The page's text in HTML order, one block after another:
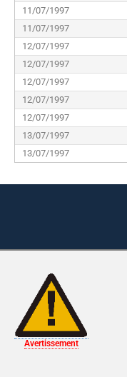
11/07/1997
11/07/1997
12/07/1997
12/07/1997
12/07/1997
12/07/1997
12/07/1997
13/07/1997
13/07/1997
Avertissement